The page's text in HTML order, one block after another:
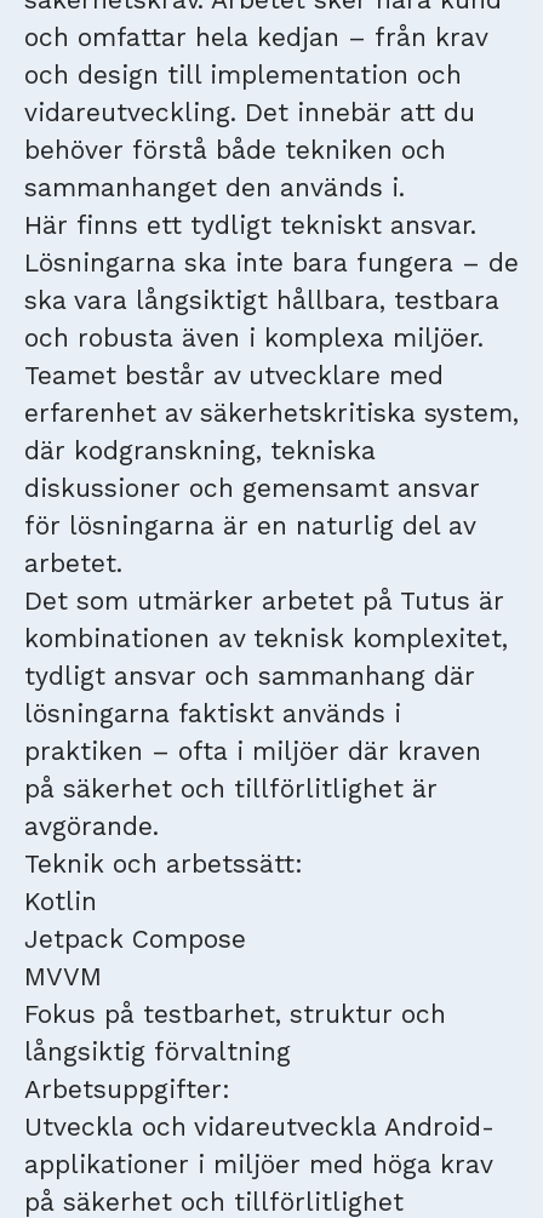
och omfattar hela kedjan – från krav
och design till implementation och
vidareutveckling. Det innebär att du
behöver förstå både tekniken och
sammanhanget den används i.
Här finns ett tydligt tekniskt ansvar.
Lösningarna ska inte bara fungera – de
ska vara långsiktigt hållbara, testbara
och robusta även i komplexa miljöer.
Teamet består av utvecklare med
erfarenhet av säkerhetskritiska system,
där kodgranskning, tekniska
diskussioner och gemensamt ansvar
för lösningarna är en naturlig del av
arbetet.
Det som utmärker arbetet på Tutus är
kombinationen av teknisk komplexitet,
tydligt ansvar och sammanhang där
lösningarna faktiskt används i
praktiken – ofta i miljöer där kraven
på säkerhet och tillförlitlighet är
avgörande.
Teknik och arbetssätt:
Kotlin
Jetpack Compose
MVVM
Fokus på testbarhet, struktur och
långsiktig förvaltning
Arbetsuppgifter:
Utveckla och vidareutveckla Android-
applikationer i miljöer med höga krav
på säkerhet och tillförlitlighet